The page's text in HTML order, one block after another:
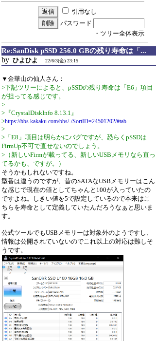
引用なし
パスワード
・ツリー全体表示
Re:SanDisk pSSD 256.0 GBの残り寿命は「...
by ひよひよ 22/6/3(金) 23:15
▼金華山の仙人さん：
>下記ツリーによると、pSSDの残り寿命は「E6」項目
が担ってる感じです。
>
>『CrystalDiskInfo 8.13.1』
>https://bbs.kakaku.com/bbs/-/SortID=24501202/#tab
>
>「E8」項目は明らかにバグですが、恐らくpSSDは
FirmUp不可で直せないのでしょう。
>（新しいFirmが載ってる、新しいUSBメモリなら直っ
てるかも、ですが。）
そうかもしれないですね。
型番は違うのですが、昔のSATAなUSBメモリーはこん
な感じで現在の値としてちゃんと100が入っていたの
ですよね。しきい値を5で設定しているので本来はこ
ちらを寿命として定義していたんだろうなぁと思いま
す。
公式ツールでもUSBメモリーは対象外のようですし、
情報は公開されていないのでこれ以上の対応は難しそ
うです。